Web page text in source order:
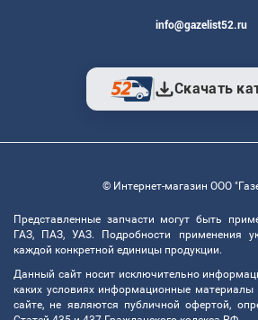
info@gazelist52.ru
Скачать
© Интернет-магазин ООО
Представленные запчасти могут быть
ГАЗ, ПАЗ, УАЗ. Подробности применения
каждой конкретной единицы продукции.
Данный сайт носит исключительно
каких условиях информационные
сайте, не являются публичной офертой,